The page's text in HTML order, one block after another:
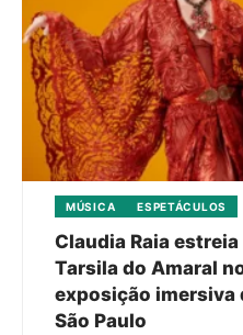
MÚSICA ESPETÁCULOS
Claudia Raia
Tarsila do Amaral
exposição imersiva
São Paulo